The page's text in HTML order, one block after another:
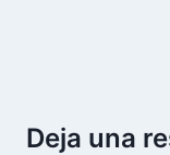
Deja una